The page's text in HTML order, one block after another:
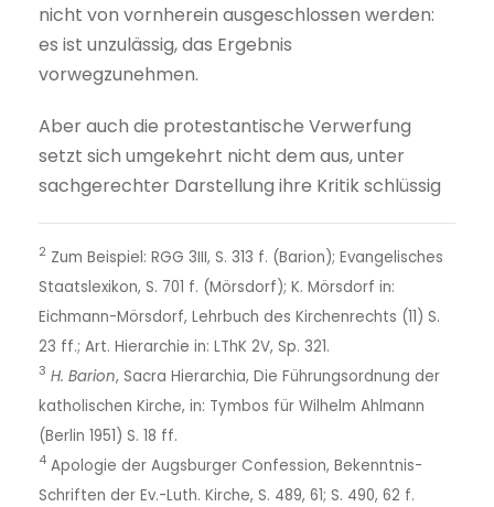
nicht von vornherein ausgeschlossen werden:
es ist unzulässig, das Ergebnis
vorwegzunehmen.
Aber auch die protestantische Verwerfung
setzt sich umgekehrt nicht dem aus, unter
sachgerechter Darstellung ihre Kritik schlüssig
2 Zum Beispiel: RGG 3III, S. 313 f. (Barion); Evangelisches
Staatslexikon, S. 701 f. (Mörsdorf); K. Mörsdorf in:
Eichmann-Mörsdorf, Lehrbuch des Kirchenrechts (11) S.
23 ff.; Art. Hierarchie in: LThK 2V, Sp. 321.
3 H. Barion, Sacra Hierarchia, Die Führungsordnung der
katholischen Kirche, in: Tymbos für Wilhelm Ahlmann
(Berlin 1951) S. 18 ff.
4 Apologie der Augsburger Confession, Bekenntnis-
Schriften der Ev.-Luth. Kirche, S. 489, 61; S. 490, 62 f.